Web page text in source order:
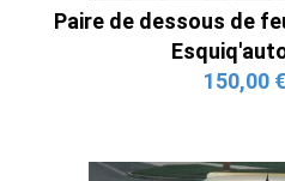
Paire de dessous de
150,00